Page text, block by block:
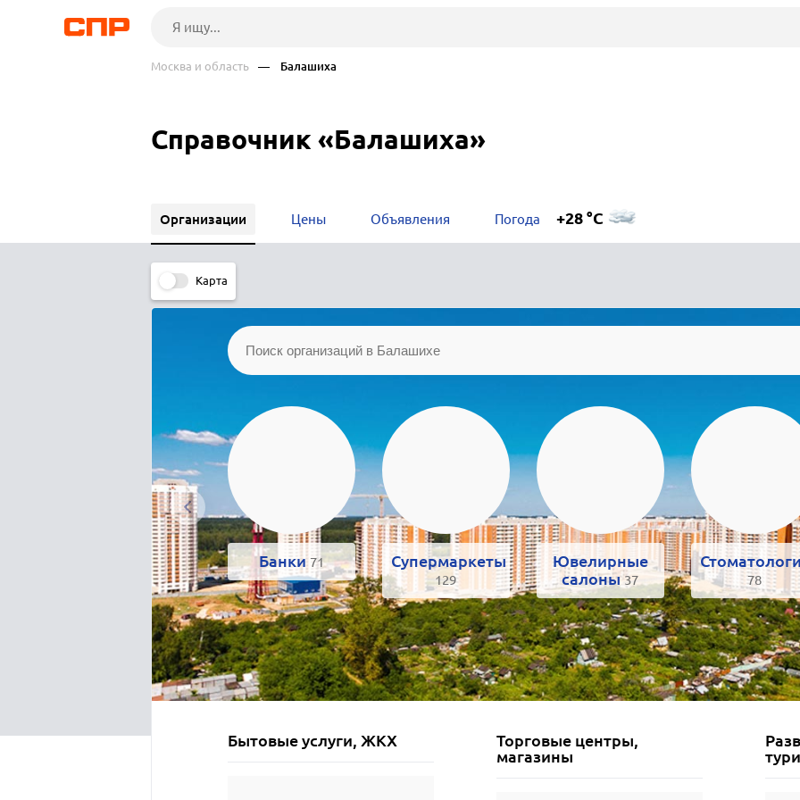
Москва и область — Балашиха
Справочник «Балашиха»
Организации Цены Объявления Погода +28 °C
Карта
Банки 71 Супермаркеты
129
Ювелирные
салоны37 78
Бытовые услуги, ЖКХ
Торговые центры,
магазины